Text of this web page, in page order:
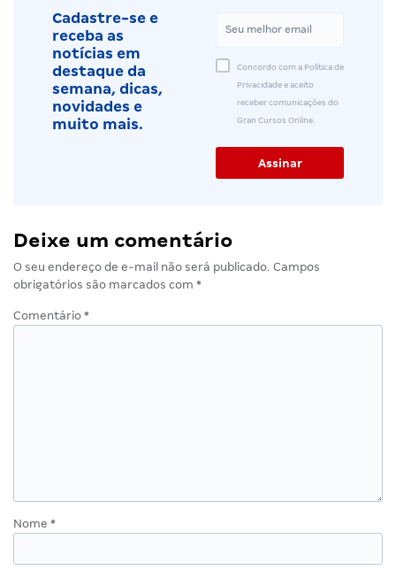
Cadastre-se e
receba as
notícias em
destaque da
semana, dicas,
novidades e
muito mais.
Concordo com a Política de
Privacidade e aceito
receber comunicações do
Gran Cursos Online.
Deixe um comentário
O seu endereço de e-mail não será publicado. Campos
obrigatórios são marcados com *
Comentário *
Nome *